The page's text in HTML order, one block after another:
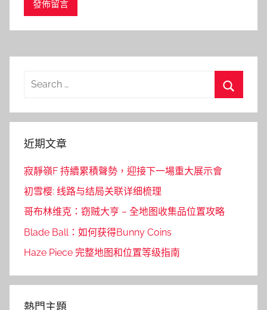
Search
近期文章
寂靜嶺F 持續累積聲勢，迎接下一場重大展示會
初雪樱: 线路与结局关联详细梳理
哥布林维克：窃贼大亨 – 全地图收集品位置攻略
Blade Ball：如何获得Bunny Coins
Haze Piece 完整地图和位置等级指南
熱門主題